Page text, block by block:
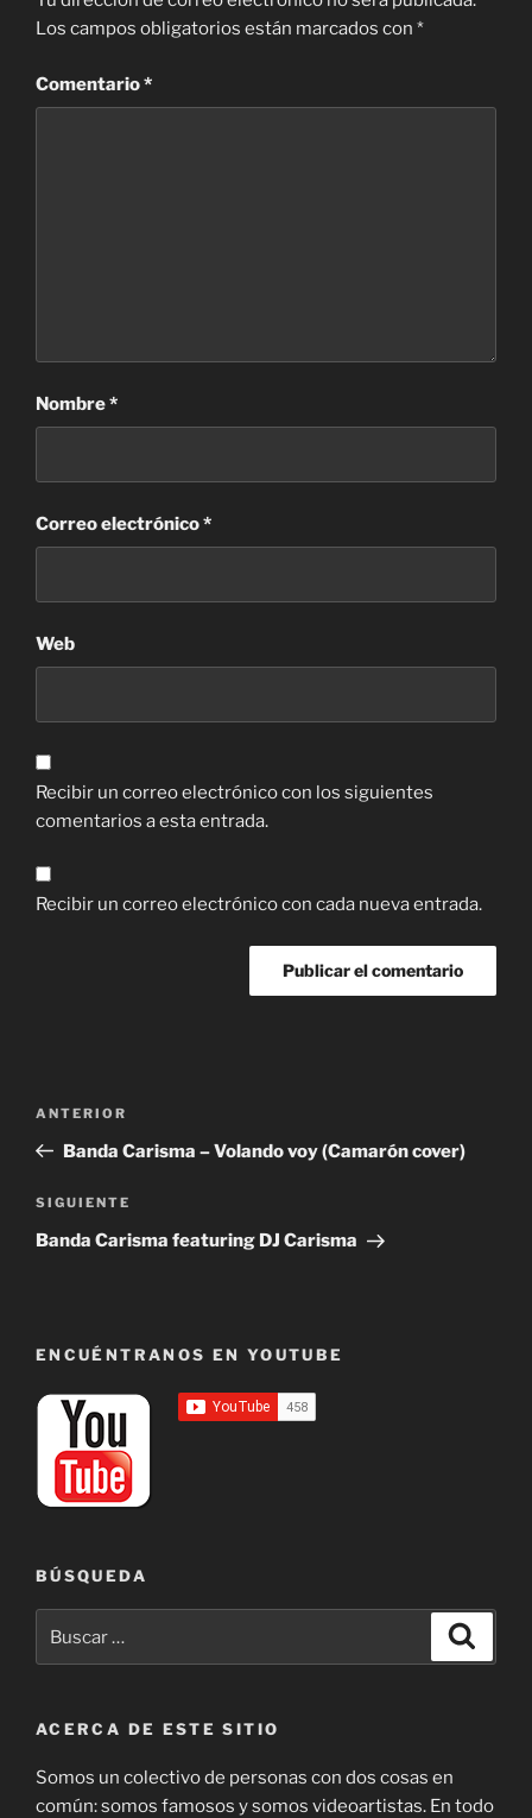
Los campos obligatorios están marcados con *
Comentario*
Nombre*
Correo electrónico*
Web
Recibir un correo electrónico con los siguientes
comentarios a esta entrada.
Recibir un correo electrónico con cada nueva entrada.
entradas
Entrada
anterior:
ANTERIOR
Banda Carisma – Volando voy (Camarón cover)
Siguiente
entrada
SIGUIENTE
Banda Carisma featuring DJ Carisma
ENCUÉNTRANOS EN YOUTUBE
BÚSQUEDA
por:
ACERCA DE ESTE SITIO
Somos un colectivo de personas con dos cosas en
común: somos famosos y somos videoartistas. En todo